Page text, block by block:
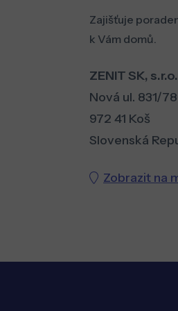
Zajišťuje
k Vám domů.
ZENIT SK, s.r.o.
Nová ul. 831/
972 41 Koš
Slovenská
Zobrazit na